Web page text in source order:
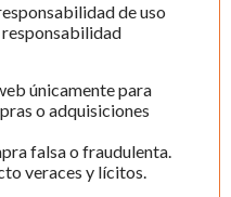
de uso
únicamente para
o adquisiciones
falsa o fraudulenta.
veraces y lícitos.